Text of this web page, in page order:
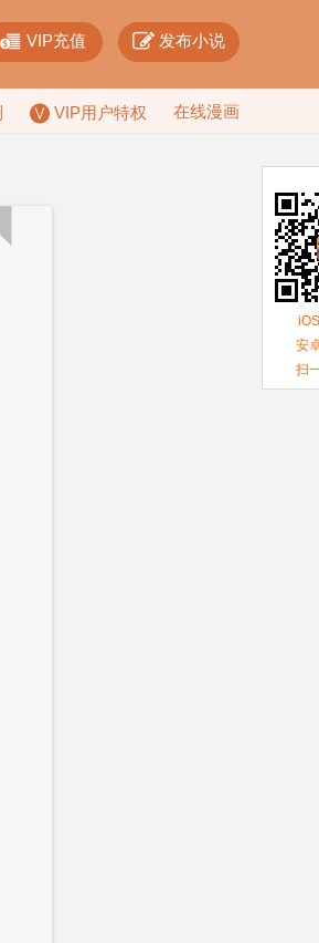
 VIP充值  发布小说
VIP用户特权 在线漫画
安
扫